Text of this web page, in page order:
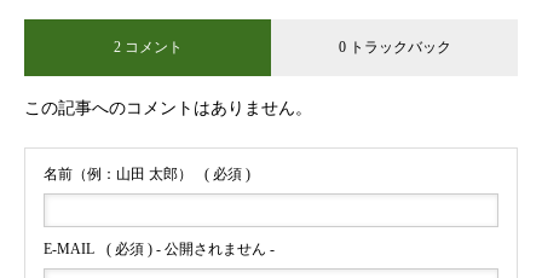
2 コメント 0 トラックバック
この記事へのコメントはありません。
名前（例：山田 太郎） ( 必須 )
E-MAIL ( 必須 ) - 公開されません -